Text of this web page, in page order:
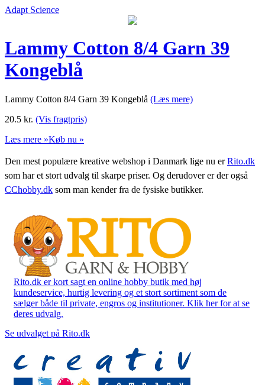
Adapt Science
Lammy Cotton 8/4 Garn 39
Kongeblå
Lammy Cotton 8/4 Garn 39 Kongeblå (Læs mere)
20.5 kr. (Vis fragtpris)
Læs mere »Køb nu »
Den mest populære kreative webshop i Danmark lige nu erRito.dk
som har et stort udvalg til skarpe priser. Og derudover er der også
CChobby.dk som man kender fra de fysiske butikker.
Rito.dk er kort sagt en online hobby butik med høj
kundeservice, hurtig levering og et stort sortiment som de
sælger både til private, engros og institutioner. Klik her for at se
deres udvalg.
Se udvalget på Rito.dk